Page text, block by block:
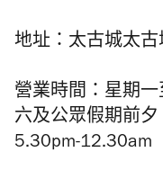
地址： 太古城太
營業時間：星期
六及公眾假期前
5.30pm-12.30am